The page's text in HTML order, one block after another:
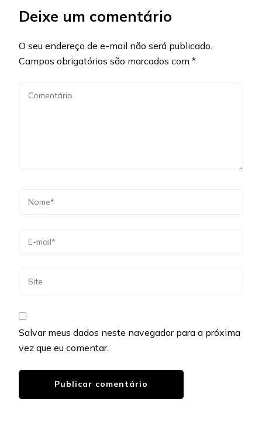
Deixe um comentário
O seu endereço de e-mail não será publicado.
Campos obrigatórios são marcados com *
Salvar meus dados neste navegador para a próxima
vez que eu comentar.